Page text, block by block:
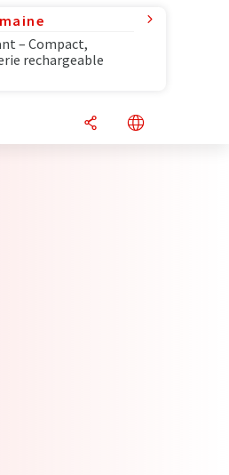
– Compact,
rechargeable